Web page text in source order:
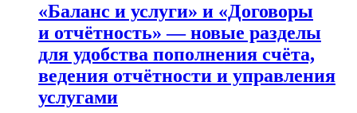
«Баланс и услуги» и «Договоры
и отчётность» — новые разделы
для удобства пополнения счёта,
ведения отчётности и управления
услугами